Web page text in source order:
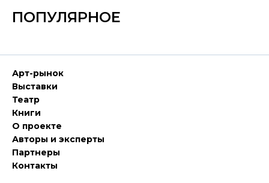
ПОПУЛЯРНОЕ
Арт-рынок
Выставки
Театр
Книги
О проекте
Авторы и эксперты
Партнеры
Контакты